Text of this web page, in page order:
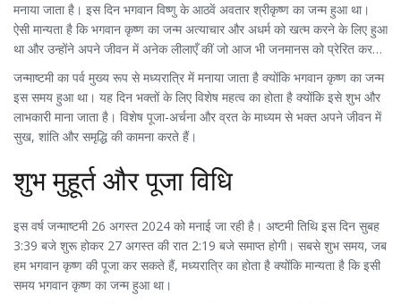
मनाया जाता है। इस दिन भगवान विष्णु के आठवें अवतार श्रीकृष्ण का जन्म हुआ था।
ऐसी मान्यता है कि भगवान कृष्ण का जन्म अत्याचार और अधर्म को खत्म करने के लिए हुआ
था और उन्होंने अपने जीवन में अनेक लीलाएँ कीं जो आज भी जनमानस को प्रेरित करती
जन्माष्टमी का पर्व मुख्य रूप से मध्यरात्रि में मनाया जाता है क्योंकि भगवान कृष्ण का जन्म
इस समय हुआ था। यह दिन भक्तों के लिए विशेष महत्व का होता है क्योंकि इसे शुभ और
लाभकारी माना जाता है। विशेष पूजा-अर्चना और व्रत के माध्यम से भक्त अपने जीवन में
सुख, शांति और समृद्धि की कामना करते हैं।
शुभ मुहूर्त और पूजा विधि
इस वर्ष जन्माष्टमी 26 अगस्त 2024 को मनाई जा रही है। अष्टमी तिथि इस दिन सुबह
3:39 बजे शुरू होकर 27 अगस्त की रात 2:19 बजे समाप्त होगी। सबसे शुभ समय, जब
हम भगवान कृष्ण की पूजा कर सकते हैं, मध्यरात्रि का होता है क्योंकि मान्यता है कि इसी
समय भगवान कृष्ण का जन्म हुआ था।